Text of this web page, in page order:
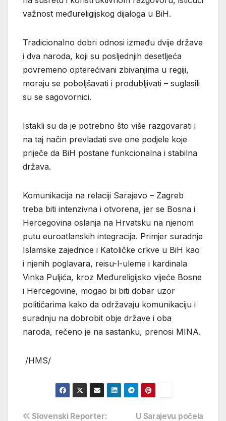
važnost međureligijskog dijaloga u BiH.
Tradicionalno dobri odnosi između dvije države
i dva naroda, koji su posljednjih desetljeća
povremeno opterećivani zbivanjima u regiji,
moraju se poboljšavati i produbljivati – suglasili
su se sagovornici.
Istakli su da je potrebno što više razgovarati i
na taj način prevladati sve one podjele koje
priječe da BiH postane funkcionalna i stabilna
država.
Komunikacija na relaciji Sarajevo – Zagreb
treba biti intenzivna i otvorena, jer se Bosna i
Hercegovina oslanja na Hrvatsku na njenom
putu euroatlanskih integracija. Primjer suradnje
Islamske zajednice i Katoličke crkve u BiH kao
i njenih poglavara, reisu-l-uleme i kardinala
Vinka Puljića, kroz Međureligijsko vijeće Bosne
i Hercegovine, mogao bi biti dobar uzor
političarima kako da održavaju komunikaciju i
suradnju na dobrobit obje države i oba
naroda, rečeno je na sastanku, prenosi MINA.
/HMS/
U Sarajevu počela
Slovenski Reporter: